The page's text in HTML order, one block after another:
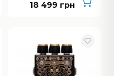
18 499 грн